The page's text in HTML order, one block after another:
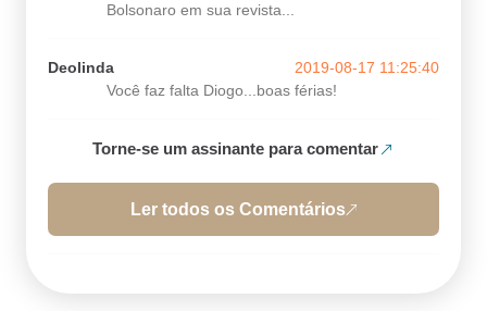
Bolsonaro em sua revista...
Deolinda
2019-08-17 11:25:40
Você faz falta Diogo...boas férias!
Torne-se um assinante para comentar
Ler todos os Comentários